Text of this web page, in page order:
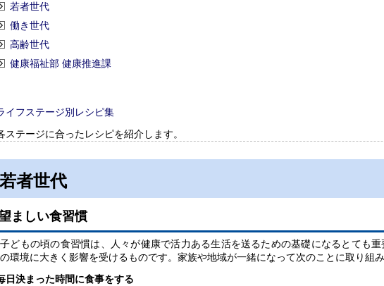
若者世代
働き世代
高齢世代
健康福祉部 健康推進課
イフステージ別レシピ集
ステージに合ったレシピを紹介します。
若者世代
ましい食習慣
どもの頃の食習慣は、人々が健康で活力ある生活を送るための基礎になるとても
の環境に大きく影響を受けるものです。家族や地域が一緒になって次のことに取り組み
日決まった時間に食事をする